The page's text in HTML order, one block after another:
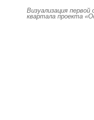
Визуализация первой
квартала проекта